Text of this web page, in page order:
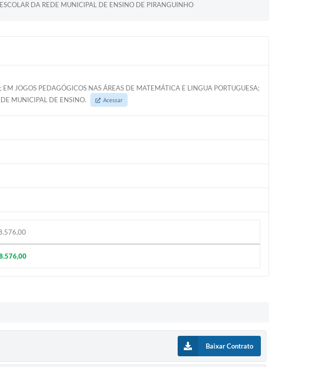
DA REDE MUNICIPAL DE ENSINO DE PIRANGUINHO
JOGOS PEDAGÓGICOS NAS ÁREAS DE MATEMÁTICA E LINGUA PORTUGUESA;
MUNICIPAL DE ENSINO.
Acessar
Baixar Contrato